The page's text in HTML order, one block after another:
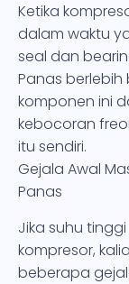
Ketika
dalam waktu
seal dan
Panas
komponen ini
kebocoran
itu sendiri.
Gejala Awal
Panas
Jika suhu
kompresor,
beberapa